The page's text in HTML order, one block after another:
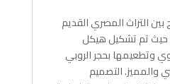
التراث المصري القديم
حيث تم تشكيل هيكل
وتطعيمها بحجر الروبي
والمميز. التصميم